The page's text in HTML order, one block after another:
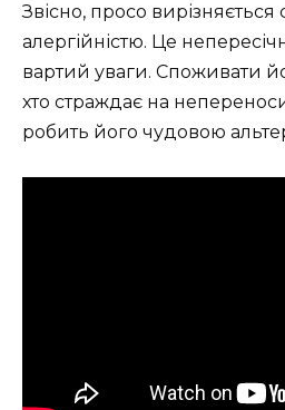
Звісно, просо
алергійністю. Це
вартий уваги. Споживати
хто страждає на
робить його чудовою